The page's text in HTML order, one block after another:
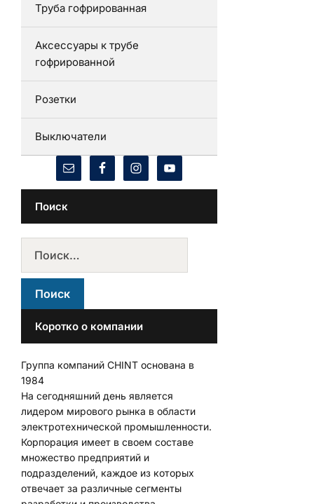
Труба гофрированная
Аксессуары к трубе
гофрированной
Розетки
Выключатели
Поиск
Коротко о компании
Группа компаний CHINT основана в
1984
На сегодняшний день является
лидером мирового рынка в области
электротехнической промышленности.
Корпорация имеет в своем составе
множество предприятий и
подразделений, каждое из которых
отвечает за различные сегменты